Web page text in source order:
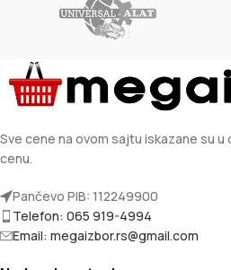
Sve cene na ovom sajtu iskazane su u
cenu.
Pančevo PIB: 112249900
Telefon: 065 919-4994
Email: megaizbor.rs@gmail.com